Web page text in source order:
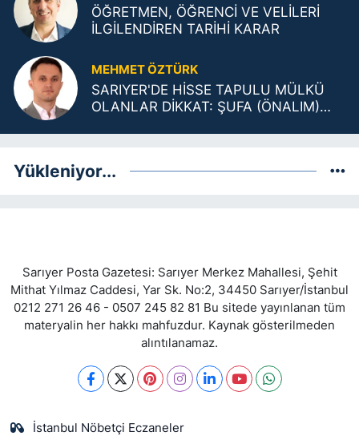
ÖĞRETMEN, ÖĞRENCİ VE VELİLERİ
İLGİLENDİREN TARİHİ KARAR
MEHMET ÖZTÜRK
SARIYER'DE HİSSE TAPULU MÜLKÜ
OLANLAR DİKKAT: ŞUFA (ÖNALIM)
Yükleniyor...
Sarıyer Posta Gazetesi: Sarıyer Merkez Mahallesi, Şehit
Mithat Yılmaz Caddesi, Yar Sk. No:2, 34450 Sarıyer/İstanbul
0212 271 26 46 - 0507 245 82 81 Bu sitede yayınlanan tüm
materyalin her hakkı mahfuzdur. Kaynak gösterilmeden
alıntılanamaz.
İstanbul Nöbetçi Eczaneler